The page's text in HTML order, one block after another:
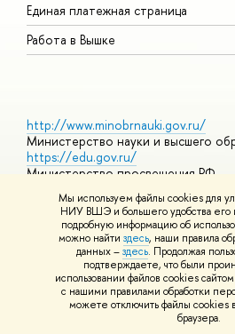
Мы используем файлы cookies для
НИУ ВШЭ и большего удобства его
подробную информацию об
можно найти здесь, наши правила
данных –здесь. Продолжая
подтверждаете, что были
использовании файлов cookies
с нашими правилами обработки
можете отключить файлы cookies
браузера.
Единая платежная страница
Работа в Вышке
http://www.minobrnauki.gov.ru/
Министерство науки и высшего
https://edu.gov.ru/
Министерство просвещения РФ
https://elearning.hse.ru/mooc
Массовые открытые онлайн-курсы
© НИУ ВШЭ 1993–2026 Адреса и
использования материалов Политика
Шрифты HSE Sans и HSE Slab